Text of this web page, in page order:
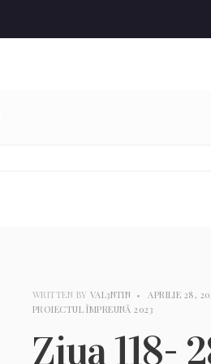
WRITTEN BY VAL3NTIN • APRILIE 28,
PROIECTUL ÎMPREUNĂ 2023
Ziua 118-